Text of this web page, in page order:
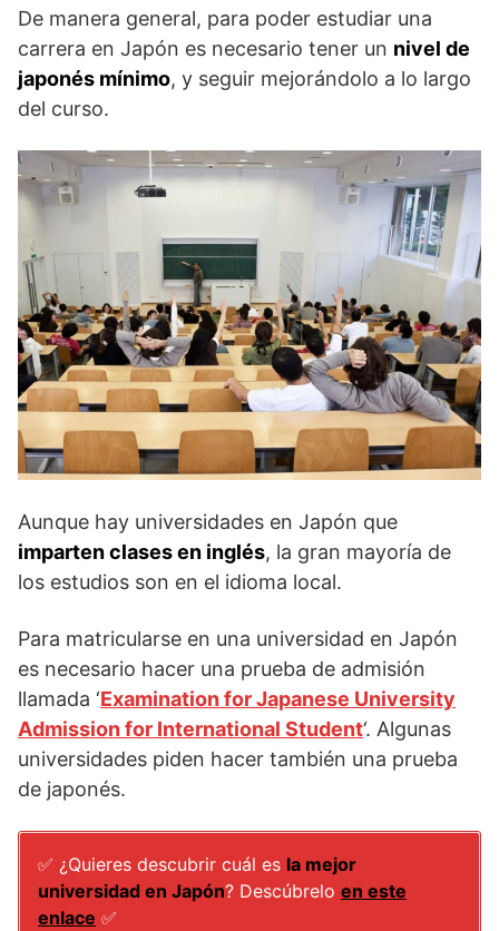
De manera general, para poder estudiar una
carrera en Japón es necesario tener un nivel de
japonés mínimo, y seguir mejorándolo a lo largo
del curso.
Aunque hay universidades en Japón que
imparten clases en inglés, la gran mayoría de
los estudios son en el idioma local.
Para matricularse en una universidad en Japón
es necesario hacer una prueba de admisión
llamada ‘Examination for Japanese University
Admission for International Student‘. Algunas
universidades piden hacer también una prueba
de japonés.
✅ ¿Quieres descubrir cuál es la mejor
universidad en Japón? Descúbrelo en este
enlace ✅